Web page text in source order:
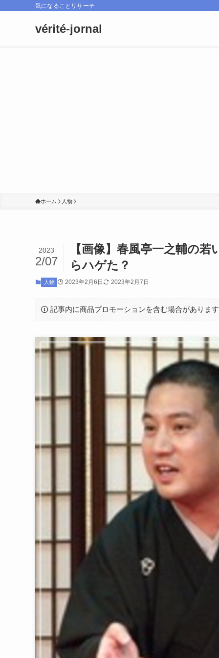
気になることリサーチ
vérité-jornal
ホーム 人物
【画像】春風亭一之輔の
らハゲた？
2023
2/07
人物 2023年2月6日 2023年2月7日
記事内に商品プロモーションを含む場合がありま